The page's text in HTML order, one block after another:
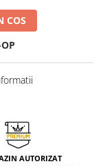
COS
AUTORIZAT